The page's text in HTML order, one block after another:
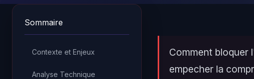
Sommaire
Contexte et Enjeux
Analyse Technique
Comment bloquer
empecher la